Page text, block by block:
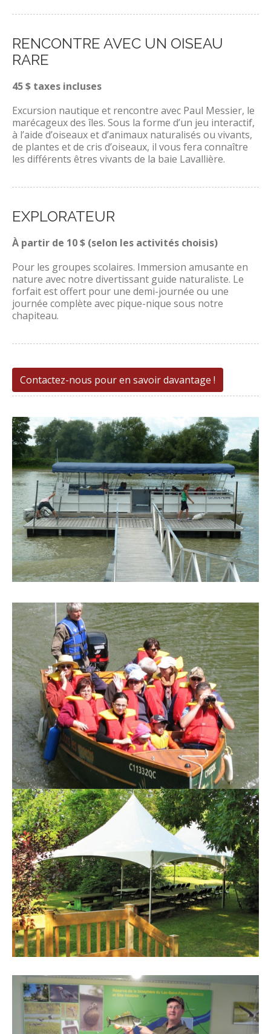
RENCONTRE AVEC UN OISEAU
RARE
45 $ taxes incluses
Excursion nautique et rencontre avec Paul Messier, le
marécageux des îles. Sous la forme d’un jeu interactif,
à l’aide d’oiseaux et d’animaux naturalisés ou vivants,
de plantes et de cris d’oiseaux, il vous fera connaître
les différents êtres vivants de la baie Lavallière.
EXPLORATEUR
À partir de 10 $ (selon les activités choisis)
Pour les groupes scolaires. Immersion amusante en
nature avec notre divertissant guide naturaliste. Le
forfait est offert pour une demi-journée ou une
journée complète avec pique-nique sous notre
chapiteau.
Contactez-nous pour en savoir davantage !